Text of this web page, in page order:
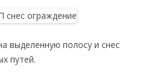
выделенную полосу и снес
путей.